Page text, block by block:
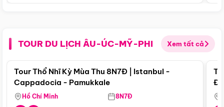
TOUR DU LỊCH ÂU-ÚC-MỸ-PHI Xem tất cả
Điểm nổi bật
Tour Thổ Nhĩ Kỳ Mùa Thu 8N7Đ | Istanbul -
Cappadocia - Pamukkale
Hồ Chí Minh 8N7Đ